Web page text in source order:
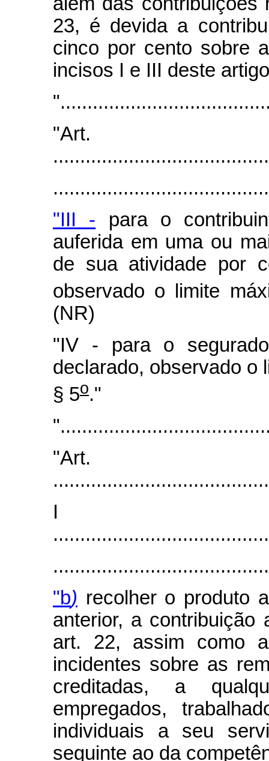
23, é devida a
cinco por cento sobre
incisos I e III deste
"III - para o
auferida em uma ou
de sua atividade por
observado o limite
(NR)
"IV - para o
declarado, observado o
§ 5o."
I
"b) recolher o produto
anterior, a
art. 22, assim como
incidentes sobre as
creditadas, a
empregados,
individuais a seu
seguinte ao da